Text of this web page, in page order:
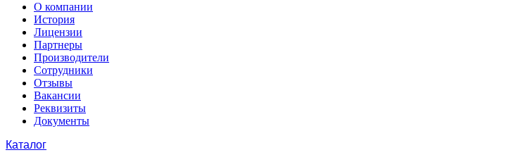
О компании
История
Лицензии
Партнеры
Производители
Сотрудники
Отзывы
Вакансии
Реквизиты
Документы
Каталог